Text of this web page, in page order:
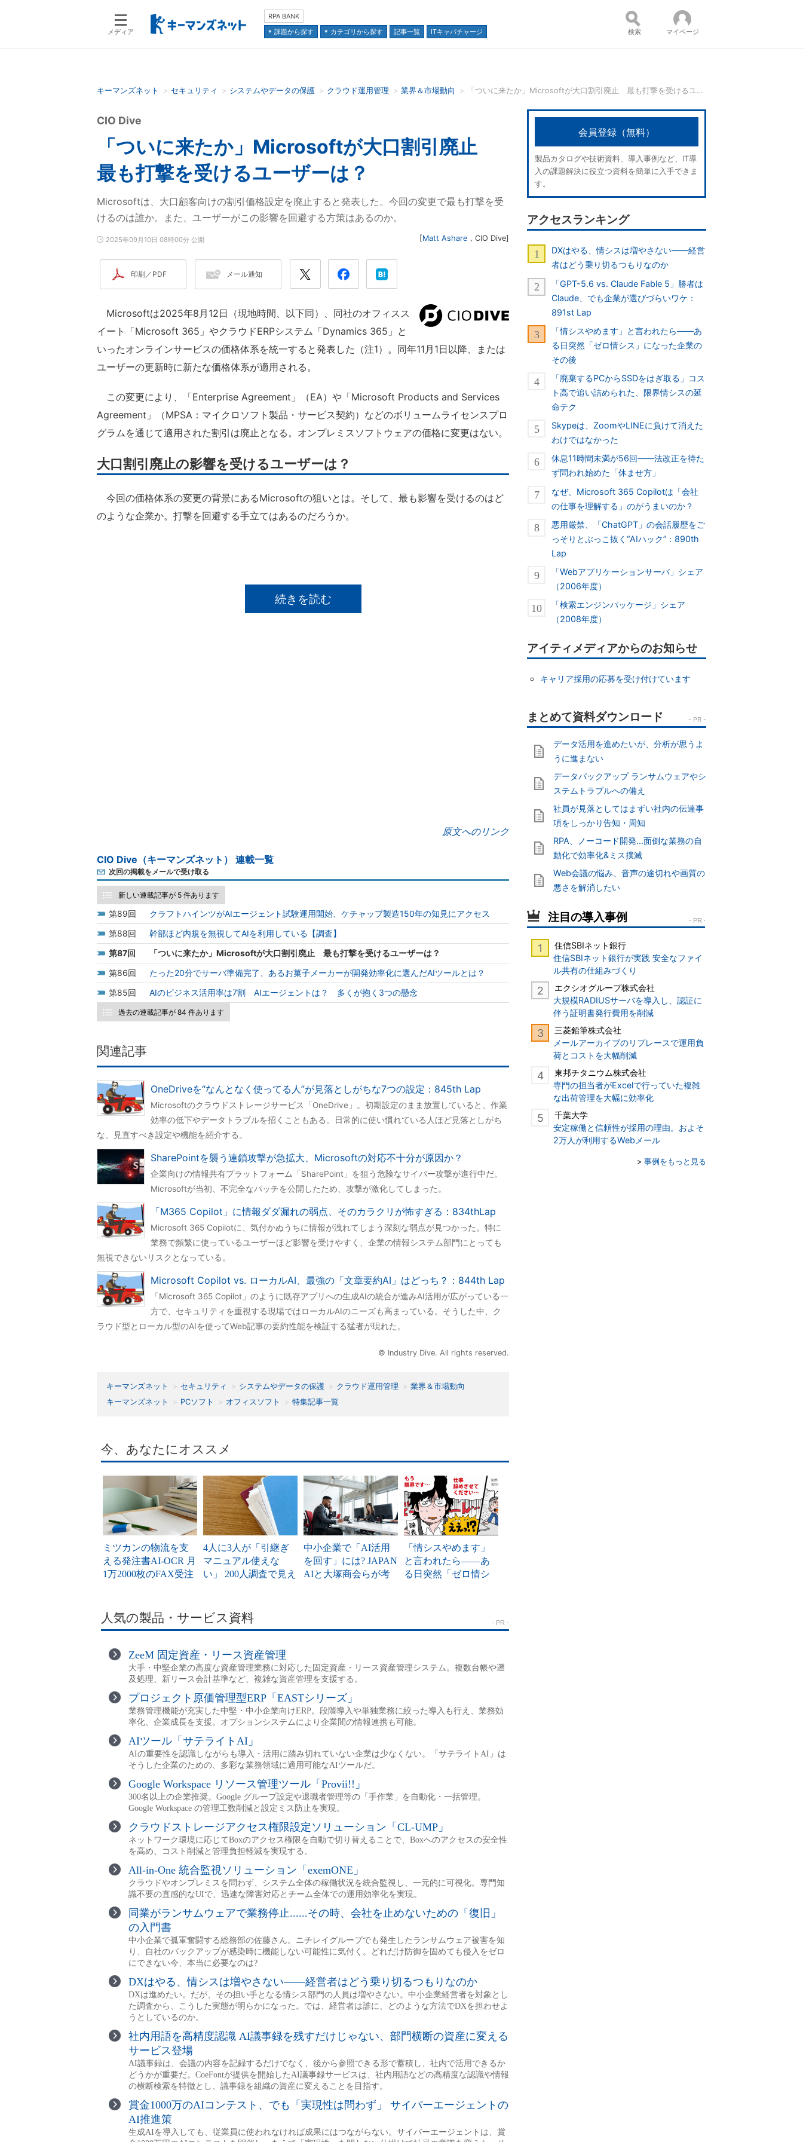
メディア
RPA BANK
課題から探す
カテゴリから探す 記事一覧 ITキャパチャージ
検索語を入力してください コンテンツ：
並び順：
検索 マイページ
キーマンズネット セキュリティ システムやデータの保護 クラウド運用管理 業界＆市場動向 「ついに来たか」Microsoftが大口割引廃止 最も打撃を受けるユーザーは？：CIO Dive
「ついに来たか」Microsoftが大口割引廃止
最も打撃を受けるユーザーは？
CIO Dive
Microsoftは、大口顧客向けの割引価格設定を廃止すると発表した。今回の変更で最も打撃を受
けるのは誰か。また、ユーザーがこの影響を回避する方策はあるのか。
2025年09月10日 08時00分 公開 [Matt Ashare ， CIO Dive]
印刷／PDF メール通知
Microsoftは2025年8月12日（現地時間、以下同）、同社のオフィスス
イート「Microsoft 365」やクラウドERPシステム「Dynamics 365」と
いったオンラインサービスの価格体系を統一すると発表した（注1）。同年11月1日以降、または
ユーザーの更新時に新たな価格体系が適用される。
この変更により、「Enterprise Agreement」（EA）や「Microsoft Products and Services
Agreement」（MPSA：マイクロソフト製品・サービス契約）などのボリュームライセンスプロ
グラムを通じて適用された割引は廃止となる。オンプレミスソフトウェアの価格に変更はない。
大口割引廃止の影響を受けるユーザーは？
今回の価格体系の変更の背景にあるMicrosoftの狙いとは。そして、最も影響を受けるのはど
のような企業か。打撃を回避する手立てはあるのだろうか。
続きを読む
原文へのリンク
CIO Dive（キーマンズネット） 連載一覧
次回の掲載をメールで受け取る
新しい連載記事が 5 件あります
89
クラフトハインツがAIエージェント試験運用開始、ケチャップ製造150年の知見にアクセス
88
幹部ほど内規を無視してAIを利用している【調査】
87
「ついに来たか」Microsoftが大口割引廃止 最も打撃を受けるユーザーは？
86
たった20分でサーバ準備完了、あるお菓子メーカーが開発効率化に選んだAIツールとは？
85
AIのビジネス活用率は7割 AIエージェントは？ 多くが抱く3つの懸念
過去の連載記事が 84 件あります
関連記事
OneDriveを“なんとなく使ってる人”が見落としがちな7つの設定：845th Lap
Microsoftのクラウドストレージサービス「OneDrive」。初期設定のまま放置していると、作業
効率の低下やデータトラブルを招くこともある。日常的に使い慣れている人ほど見落としがち
な、見直すべき設定や機能を紹介する。
SharePointを襲う連鎖攻撃が急拡大、Microsoftの対応不十分が原因か？
企業向けの情報共有プラットフォーム「SharePoint」を狙う危険なサイバー攻撃が進行中だ。
Microsoftが当初、不完全なパッチを公開したため、攻撃が激化してしまった。
「M365 Copilot」に情報ダダ漏れの弱点、そのカラクリが怖すぎる：834thLap
Microsoft 365 Copilotに、気付かぬうちに情報が洩れてしまう深刻な弱点が見つかった。特に
業務で頻繁に使っているユーザーほど影響を受けやすく、企業の情報システム部門にとっても
無視できないリスクとなっている。
Microsoft Copilot vs. ローカルAI、最強の「文章要約AI」はどっち？：844th Lap
「Microsoft 365 Copilot」のように既存アプリへの生成AIの統合が進みAI活用が広がっている一
方で、セキュリティを重視する現場ではローカルAIのニーズも高まっている。そうした中、ク
ラウド型とローカル型のAIを使ってWeb記事の要約性能を検証する猛者が現れた。
© Industry Dive. All rights reserved.
キーマンズネット セキュリティ システムやデータの保護 クラウド運用管理
業界＆市場動向
キーマンズネット
PCソフト オフィスソフト 特集記事一覧
会員登録（無料）
製品カタログや技術資料、導入事例など、IT導
入の課題解決に役立つ資料を簡単に入手できま
す。
アクセスランキング
DXはやる、情シスは増やさない――経営
者はどう乗り切るつもりなのか
「GPT-5.6 vs. Claude Fable 5」勝者は
Claude、でも企業が選びづらいワケ：
891st Lap
「情シスやめます」と言われたら――あ
る日突然「ゼロ情シス」になった企業の
その後
「廃棄するPCからSSDをはぎ取る」コス
ト高で追い詰められた、限界情シスの延
命テク
Skypeは、ZoomやLINEに負けて消えた
わけではなかった
休息11時間未満が56回――法改正を待た
ず問われ始めた「休ませ方」
なぜ、Microsoft 365 Copilotは「会社
の仕事を理解する」のがうまいのか？
悪用厳禁、「ChatGPT」の会話履歴をご
っそりとぶっこ抜く“AIハック”：890th
Lap
「Webアプリケーションサーバ」シェア
（2006年度）
「検索エンジンパッケージ」シェア
（2008年度）
アイティメディアからのお知らせ
キャリア採用の応募を受け付けています
データ活用を進めたいが、分析が思うよ
うに進まない
データバックアップ ランサムウェアやシ
ステムトラブルへの備え
社員が見落としてはまずい社内の伝達事
項をしっかり告知・周知
RPA、ノーコード開発...面倒な業務の自
動化で効率化&ミス撲滅
Web会議の悩み、音声の途切れや画質の
悪さを解消したい